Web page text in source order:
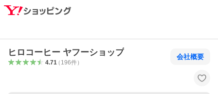
ヒロコーヒー ヤフーショップ
4.71（ 196件）
会社概要